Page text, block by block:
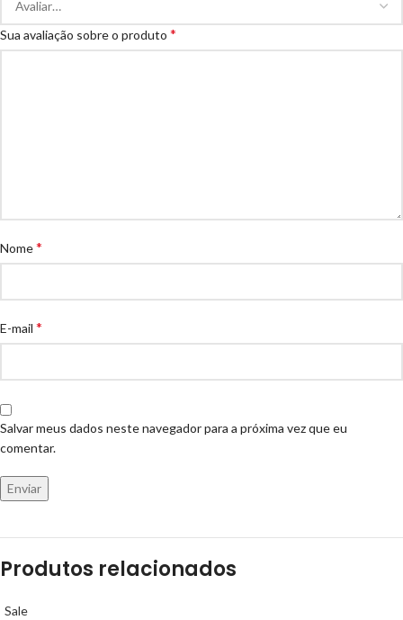
Sua avaliação sobre o produto *
Nome*
E-mail *
Salvar meus dados neste navegador para a próxima vez que eu
comentar.
Produtos relacionados
Sale